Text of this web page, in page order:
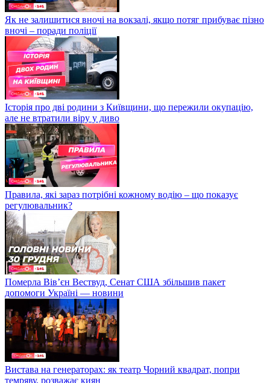
Як не залишитися вночі на вокзалі, якщо потяг прибуває пізно
вночі – поради поліції
Історія про дві родини з Київщини, що пережили окупацію,
але не втратили віру у диво
Правила, які зараз потрібні кожному водію – що показує
регулювальник?
Померла Вівʼєн Вествуд, Сенат США збільшив пакет
допомоги Україні — новини
Вистава на генераторах: як театр Чорний квадрат, попри
темряву, розважає киян